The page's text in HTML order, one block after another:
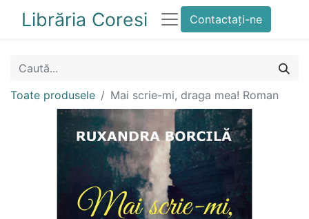
Librăria Coresi Contactați-ne
Toate produsele Mai scrie-mi, draga mea! Roman